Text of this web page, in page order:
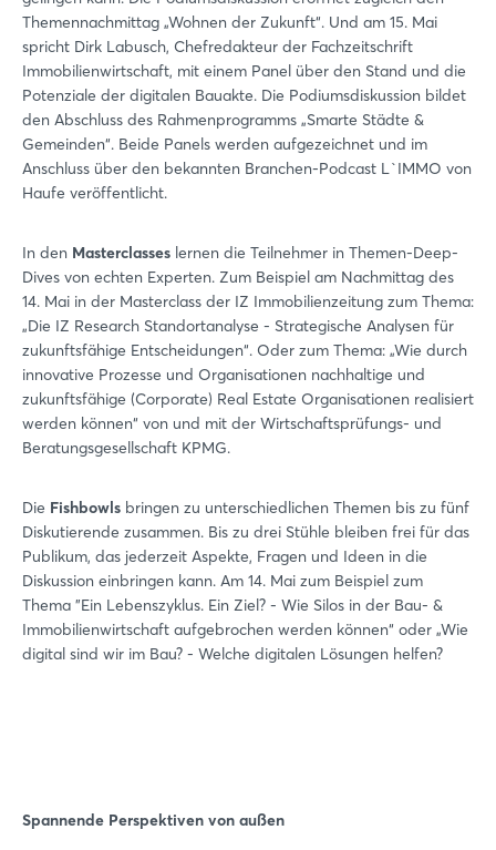
Themennachmittag „Wohnen der Zukunft“. Und am 15. Mai
spricht Dirk Labusch, Chefredakteur der Fachzeitschrift
Immobilienwirtschaft, mit einem Panel über den Stand und die
Potenziale der digitalen Bauakte. Die Podiumsdiskussion bildet
den Abschluss des Rahmenprogramms „Smarte Städte &
Gemeinden“. Beide Panels werden aufgezeichnet und im
Anschluss über den bekannten Branchen-Podcast L`IMMO von
Haufe veröffentlicht.
In den Masterclasses lernen die Teilnehmer in Themen-Deep-
Dives von echten Experten. Zum Beispiel am Nachmittag des
14. Mai in der Masterclass der IZ Immobilienzeitung zum Thema:
„Die IZ Research Standortanalyse - Strategische Analysen für
zukunftsfähige Entscheidungen“. Oder zum Thema: „Wie durch
innovative Prozesse und Organisationen nachhaltige und
zukunftsfähige (Corporate) Real Estate Organisationen realisiert
werden können“ von und mit der Wirtschaftsprüfungs- und
Beratungsgesellschaft KPMG.
Die Fishbowls bringen zu unterschiedlichen Themen bis zu fünf
Diskutierende zusammen. Bis zu drei Stühle bleiben frei für das
Publikum, das jederzeit Aspekte, Fragen und Ideen in die
Diskussion einbringen kann. Am 14. Mai zum Beispiel zum
Thema "Ein Lebenszyklus. Ein Ziel? - Wie Silos in der Bau- &
Immobilienwirtschaft aufgebrochen werden können“ oder „Wie
digital sind wir im Bau? - Welche digitalen Lösungen helfen?
Spannende Perspektiven von außen
Einloggen